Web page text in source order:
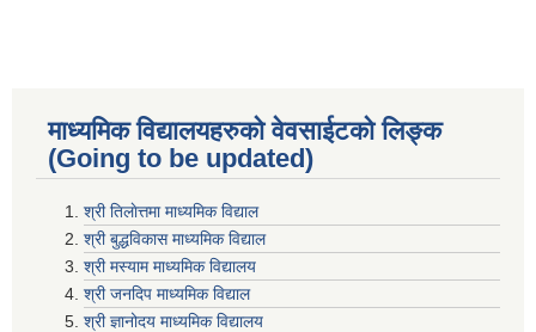
माध्यमिक विद्यालयहरुकाे वेवसाईटको लिङ्क
(Going to be updated)
श्री तिलाेत्तमा माध्यमिक विद्याल
श्री बुद्धविकास माध्यमिक विद्याल
श्री मस्याम माध्यमिक विद्यालय
श्री जनदिप माध्यमिक विद्याल
श्री ज्ञानोदय माध्यमिक विद्यालय